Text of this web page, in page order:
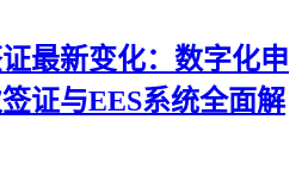
最新变化：数字化申
证与EES系统全面解